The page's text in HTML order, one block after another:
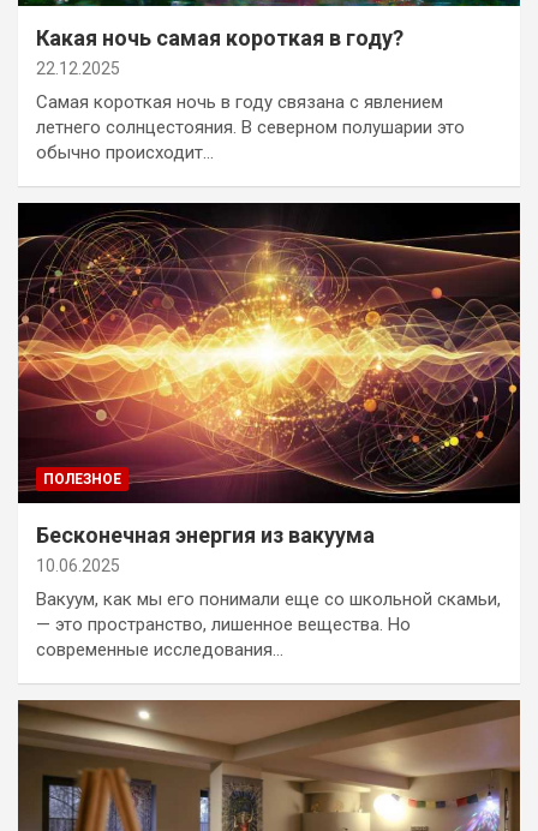
Какая ночь самая короткая в году?
22.12.2025
Самая короткая ночь в году связана с явлением
летнего солнцестояния. В северном полушарии это
обычно происходит…
ПОЛЕЗНОЕ
Бесконечная энергия из вакуума
10.06.2025
Вакуум, как мы его понимали еще со школьной скамьи,
— это пространство, лишенное вещества. Но
современные исследования…